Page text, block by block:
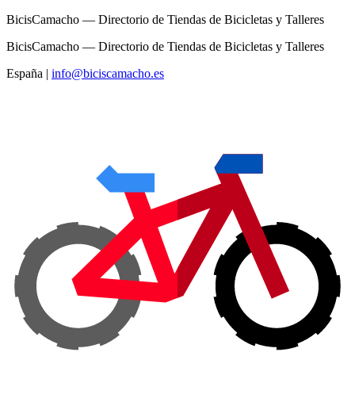
BicisCamacho — Directorio de Tiendas de Bicicletas y Talleres
BicisCamacho — Directorio de Tiendas de Bicicletas y Talleres
España | info@biciscamacho.es